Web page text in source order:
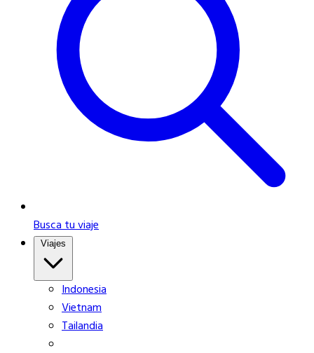
Busca tu viaje
Indonesia
Vietnam
Tailandia